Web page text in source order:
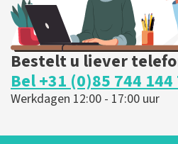
Bestelt u liever
Bel +31 (0)85 744 144
Werkdagen 12:00 - 17:00 uur